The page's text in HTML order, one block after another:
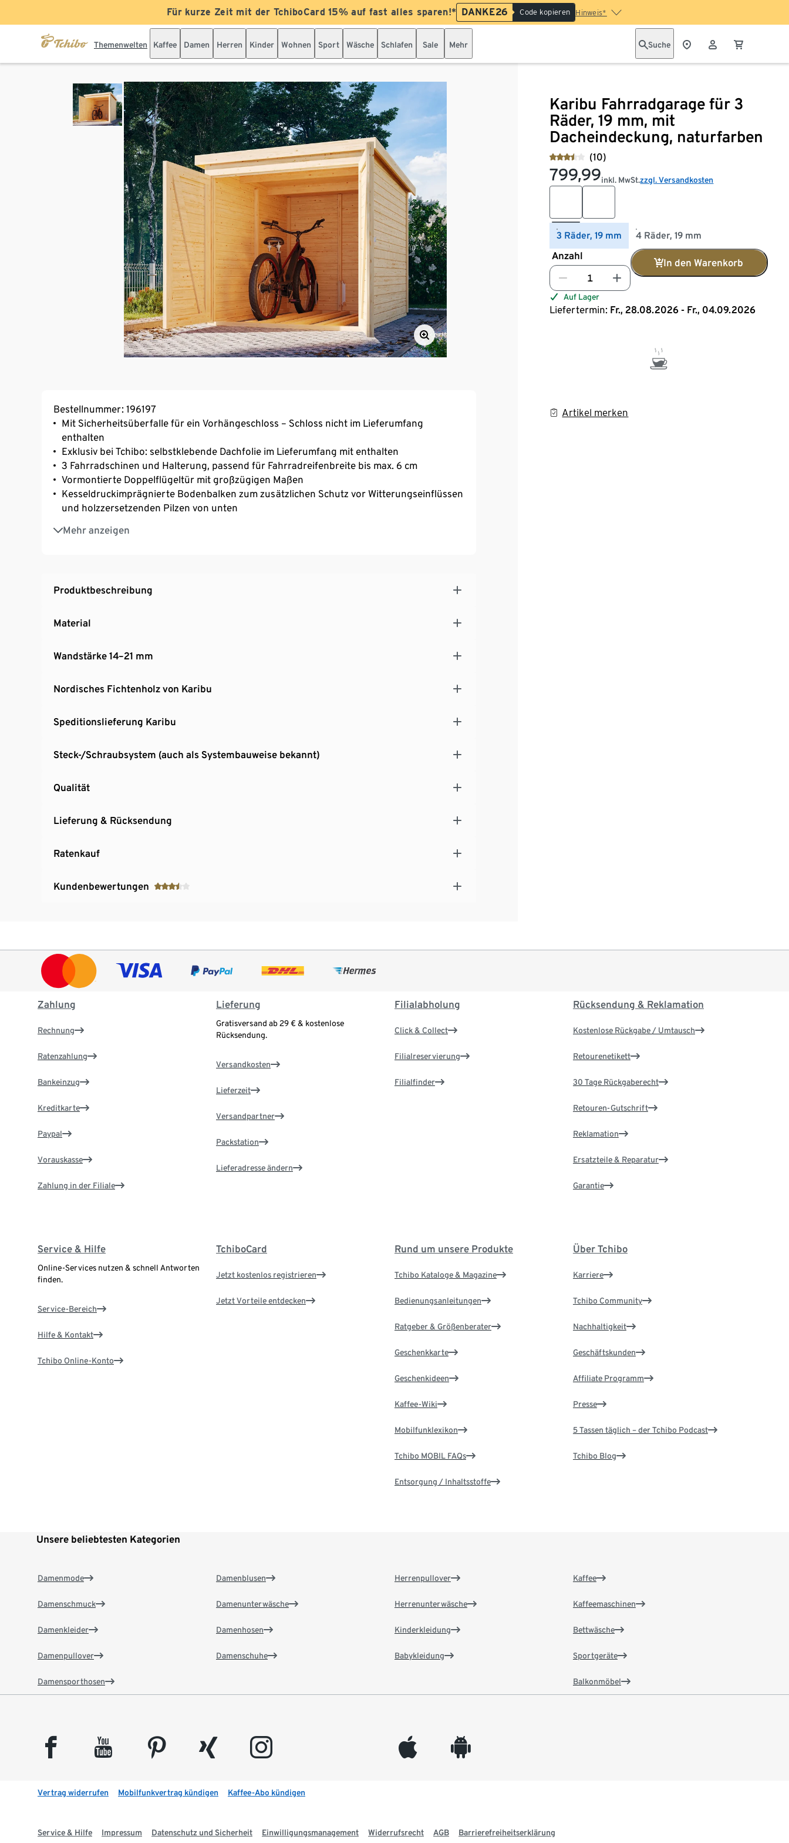
Für kurze Zeit mit der TchiboCard 15% auf fast alles sparen!* DANKE26 Code kopieren Hinweis*
Themenwelten Kaffee Damen Herren Kinder Wohnen Sport Wäsche Schlafen Sale Mehr Suche
Karibu Fahrradgarage für 3
Räder, 19 mm, mit
Dacheindeckung, naturfarben
(10)
799,99inkl. MwSt.zzgl. Versandkosten
3 Räder, 19 mm 4 Räder, 19 mm
Anzahl
In den Warenkorb
Auf Lager
Liefertermin: Fr., 28.08.2026 - Fr., 04.09.2026
Artikel merken
Bestellnummer: 196197
Mit Sicherheitsüberfalle für ein Vorhängeschloss – Schloss nicht im Lieferumfang
enthalten
Exklusiv bei Tchibo: selbstklebende Dachfolie im Lieferumfang mit enthalten
3 Fahrradschinen und Halterung, passend für Fahrradreifenbreite bis max. 6 cm
Vormontierte Doppelflügeltür mit großzügigen Maßen
Kesseldruckimprägnierte Bodenbalken zum zusätzlichen Schutz vor Witterungseinflüssen
und holzzersetzenden Pilzen von unten
Mehr anzeigen
Einfache Montage durch Steck-Schraub-System, für DIY-Heimwerker geeignet
MADE IN GERMANY
Produktbeschreibung
Material
Wandstärke 14–21 mm
Nordisches Fichtenholz von Karibu
Speditionslieferung Karibu
Steck-/Schraubsystem (auch als Systembauweise bekannt)
Qualität
Lieferung & Rücksendung
Ratenkauf
Kundenbewertungen
Zahlung
Rechnung
Ratenzahlung
Bankeinzug
Kreditkarte
Paypal
Vorauskasse
Zahlung in der Filiale
Lieferung
Gratisversand ab 29 € & kostenlose
Rücksendung.
Versandkosten
Lieferzeit
Versandpartner
Packstation
Lieferadresse ändern
Filialabholung
Click & Collect
Filialreservierung
Filialfinder
Rücksendung & Reklamation
Kostenlose Rückgabe / Umtausch
Retourenetikett
30 Tage Rückgaberecht
Retouren-Gutschrift
Reklamation
Ersatzteile & Reparatur
Garantie
Service & Hilfe
Online-Services nutzen & schnell Antworten
finden.
Service-Bereich
Hilfe & Kontakt
Tchibo Online-Konto
TchiboCard
Jetzt kostenlos registrieren
Jetzt Vorteile entdecken
Rund um unsere Produkte
Tchibo Kataloge & Magazine
Bedienungsanleitungen
Ratgeber & Größenberater
Geschenkkarte
Geschenkideen
Kaffee-Wiki
Mobilfunklexikon
Tchibo MOBIL FAQs
Entsorgung / Inhaltsstoffe
Über Tchibo
Karriere
Tchibo Community
Nachhaltigkeit
Geschäftskunden
Affiliate Programm
Presse
5 Tassen täglich – der Tchibo Podcast
Tchibo Blog
Unsere beliebtesten Kategorien
Damenmode
Damenschmuck
Damenkleider
Damenpullover
Damensporthosen
Damenblusen
Damenunterwäsche
Damenhosen
Damenschuhe
Herrenpullover
Herrenunterwäsche
Kinderkleidung
Babykleidung
Kaffee
Kaffeemaschinen
Bettwäsche
Sportgeräte
Balkonmöbel
facebook youtube pinterest xing instagram appleinc android
Vertrag widerrufen Mobilfunkvertrag kündigen Kaffee-Abo kündigen
Service & Hilfe Impressum Datenschutz und Sicherheit Einwilligungsmanagement Widerrufsrecht AGB Barrierefreiheitserklärung